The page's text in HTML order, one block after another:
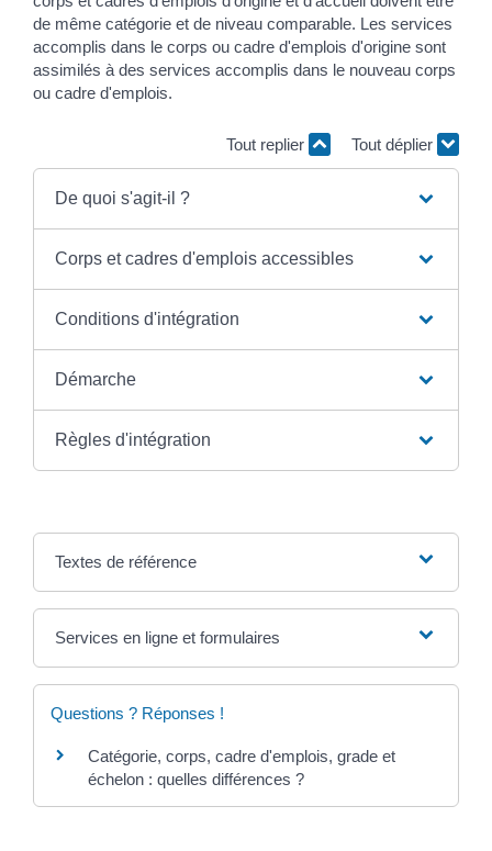
de même catégorie et de niveau comparable. Les services
accomplis dans le corps ou cadre d'emplois d'origine sont
assimilés à des services accomplis dans le nouveau corps
ou cadre d'emplois.
Tout replier Tout déplier
De quoi s'agit-il ?
Corps et cadres d'emplois accessibles
Conditions d'intégration
Démarche
Règles d'intégration
Textes de référence
Services en ligne et formulaires
Questions ? Réponses !
Catégorie, corps, cadre d'emplois, grade et
échelon : quelles différences ?